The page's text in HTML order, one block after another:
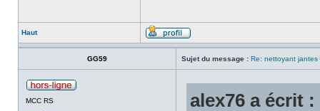
Haut
GG59 Sujet du message : Re: nettoyant jantes
MCC RS alex76 a écrit :